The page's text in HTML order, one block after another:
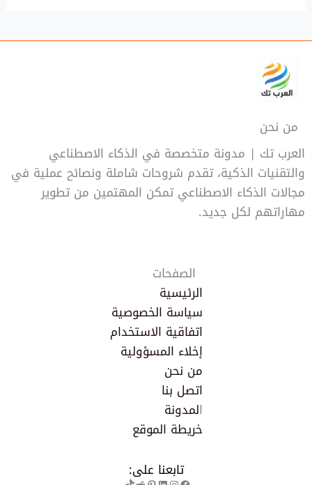
من نحن
العرب تك | مدونة متخصصة في الذكاء الاصطناعي
والتقنيات الذكية، تقدم شروحات شاملة ونصائح عملية في
مجالات الذكاء الاصطناعي تمكن المهتمين من تطوير
مهاراتهم لكل جديد.
الصفحات
الرئيسية
سياسة الخصوصية
اتفاقية الاستخدام
إخلاء المسؤولية
من نحن
اتصل بنا
المدونة
خريطة الموقع
تابعنا على: